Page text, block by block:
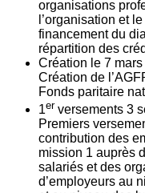
organisations
l’organisation et
financement du
répartition des
Création le 7
Création de
Fonds paritaire
1er versements 3
Premiers
contribution des
mission 1 auprès
salariés et des
d’employeurs au